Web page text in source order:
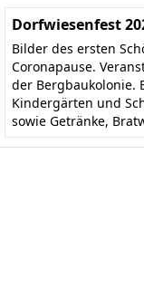
Dorfwiesenfest
Bilder des ersten
Coronapause.
der Bergbaukolonie.
Kindergärten und
sowie Getränke,